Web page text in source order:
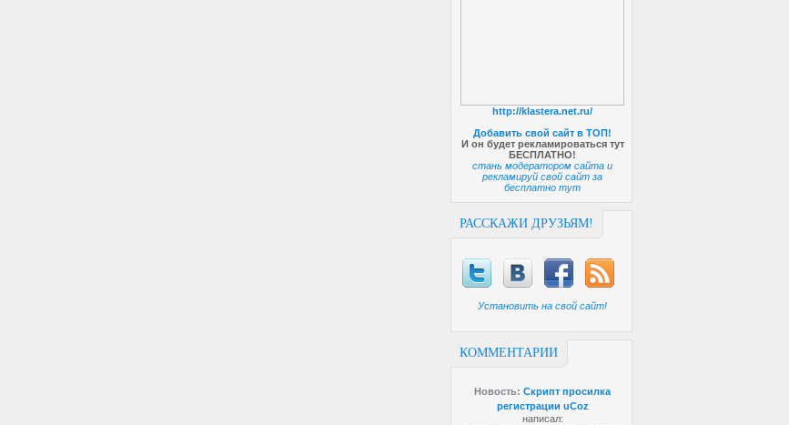
http://klastera.net.ru/
Добавить свой сайт в ТОП!
И он будет рекламироваться тут
БЕСПЛАТНО!
стань модератором сайта и
рекламируй свой сайт за
бесплатно тут
РАССКАЖИ ДРУЗЬЯМ!
Установить на свой сайт!
КОММЕНТАРИИ
Новость: Скрипт просилка
регистрации uCoz
написал: